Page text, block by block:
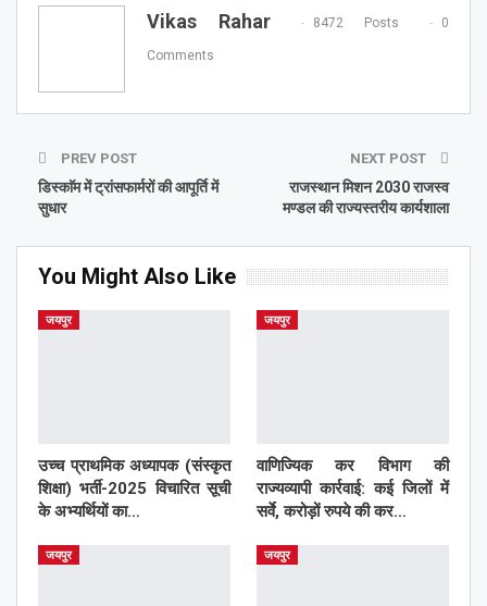
Vikas Rahar 8472 Posts 0
Comments
PREV POST
डिस्काॅम में ट्रांसफार्मरों की आपूर्ति में
सुधार
NEXT POST
राजस्थान मिशन 2030 राजस्व
मण्डल की राज्यस्तरीय कार्यशाला
You Might Also Like
जयपुर
उच्च प्राथमिक अध्यापक (संस्कृत
शिक्षा) भर्ती-2025 विचारित सूची
के अभ्यर्थियों का…
जयपुर
वाणिज्यिक कर विभाग की
राज्यव्यापी कार्रवाई: कई जिलों में
सर्वे, करोड़ों रुपये की कर…
जयपुर जयपुर